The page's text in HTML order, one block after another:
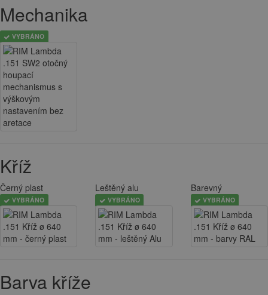
Mechanika
VYBRÁNO
Kříž
Černý plast
VYBRÁNO
Leštěný alu
VYBRÁNO
Barevný
VYBRÁNO
Barva kříže